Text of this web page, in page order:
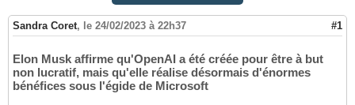
Sandra Coret, le 24/02/2023 à 22h37 #1
Elon Musk affirme qu'OpenAI a été créée pour être à but
non lucratif, mais qu'elle réalise désormais d'énormes
bénéfices sous l'égide de Microsoft